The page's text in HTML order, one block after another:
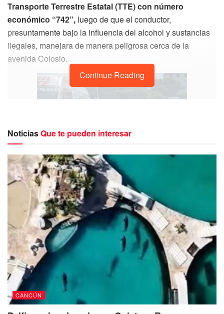
Transporte Terrestre Estatal (TTE) con número
económico “742”, luego de que el conductor,
presuntamente bajo la influencia del alcohol y sustancias
ilegales, manejara de manera peligrosa cerca de la
avenida Colosio.
Al descender del vehículo, el conductor atacó a los
oficiales, quienes pidieron refuerzos debido a su estado de
embriaguez y al olor a marihuana que emanaba de la
unidad.
El conductor, afiliado a TTE, enfrenta
cargos por daños y lesiones tras agredir
a un oficial en el bulevar Luis Donaldo
Colosio.
Continue Reading
NoticiasQue te pueden interesar
CANCÚN